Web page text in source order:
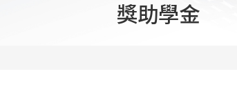
獎助學金